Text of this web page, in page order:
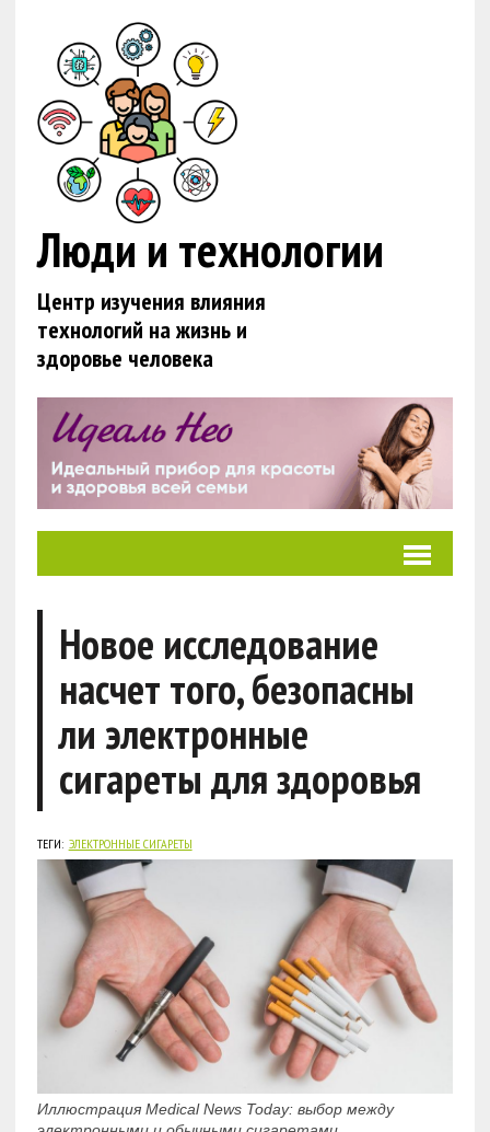
Люди и технологии
Центр изучения влияния
технологий на жизнь и
здоровье человека
Новое исследование
насчет того, безопасны
ли электронные
сигареты для здоровья
ТЕГИ: ЭЛЕКТРОННЫЕ СИГАРЕТЫ
Иллюстрация Medical News Today: выбор между